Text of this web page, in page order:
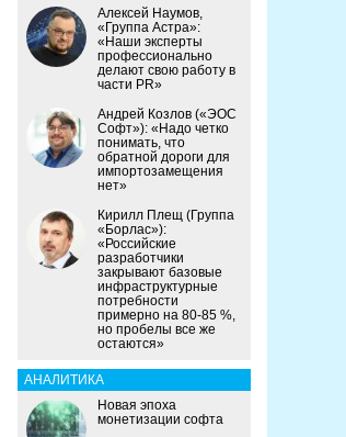
Алексей Наумов,
«Группа Астра»:
«Наши эксперты
профессионально
делают свою работу в
части PR»
Андрей Козлов («ЭОС
Софт»): «Надо четко
понимать, что
обратной дороги для
импортозамещения
нет»
Кирилл Плещ (Группа
«Борлас»):
«Российские
разработчики
закрывают базовые
инфраструктурные
потребности
примерно на 80-85 %,
но пробелы все же
остаются»
АНАЛИТИКА
Новая эпоха
монетизации софта